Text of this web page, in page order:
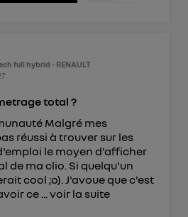
full hybrid - RENAULT
total ?
Malgré mes
réussi à trouver sur les
le moyen d'afficher
de ma clio. Si quelqu'un
cool ;o). J'avoue que c'est
ce ... voir la suite